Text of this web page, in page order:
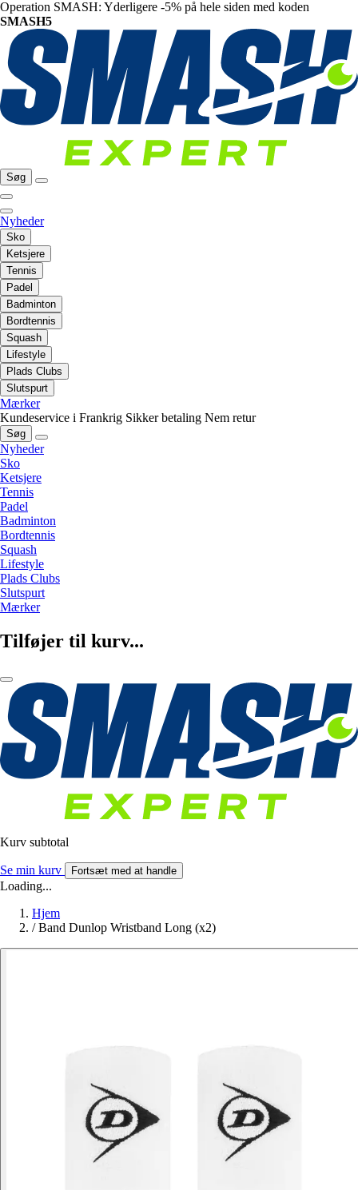
Operation SMASH: Yderligere -5% på hele siden med koden
SMASH5
Søg
Nyheder
Sko
Ketsjere
Tennis
Padel
Badminton
Bordtennis
Squash
Lifestyle
Plads Clubs
Slutspurt
Mærker
Kundeservice i Frankrig Sikker betaling Nem retur
Søg
Nyheder
Sko
Ketsjere
Tennis
Padel
Badminton
Bordtennis
Squash
Lifestyle
Plads Clubs
Slutspurt
Mærker
Tilføjer til kurv...
Kurv subtotal
Se min kurv Fortsæt med at handle
Loading...
Hjem
/ Band Dunlop Wristband Long (x2)